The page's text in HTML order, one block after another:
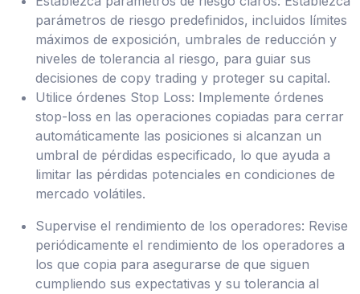
parámetros de riesgo predefinidos, incluidos límites
máximos de exposición, umbrales de reducción y
niveles de tolerancia al riesgo, para guiar sus
decisiones de copy trading y proteger su capital.
Utilice órdenes Stop Loss: Implemente órdenes
stop-loss en las operaciones copiadas para cerrar
automáticamente las posiciones si alcanzan un
umbral de pérdidas especificado, lo que ayuda a
limitar las pérdidas potenciales en condiciones de
mercado volátiles.
Supervise el rendimiento de los operadores: Revise
periódicamente el rendimiento de los operadores a
los que copia para asegurarse de que siguen
cumpliendo sus expectativas y su tolerancia al